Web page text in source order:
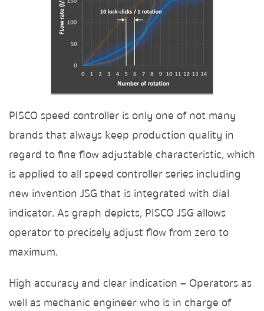
PISCO speed controller is only one of not many
brands that always keep production quality in
regard to fine flow adjustable characteristic, which
is applied to all speed controller series including
new invention JSG that is integrated with dial
indicator.As graph depicts, PISCO JSG allows
operator to precisely adjust flow from zero to
maximum.
High accuracy and clear indication – Operators as
well as mechanic engineer who is in charge of